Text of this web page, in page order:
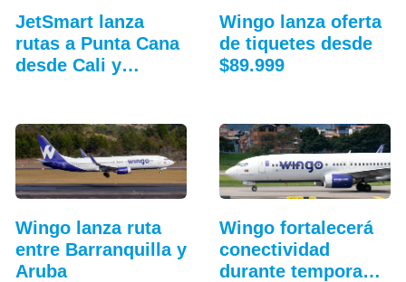
JetSmart lanza
rutas a Punta Cana
desde Cali y
Wingo lanza oferta
de tiquetes desde
$89.999
Wingo lanza ruta
entre Barranquilla y
Aruba
Wingo fortalecerá
conectividad
durante temporada